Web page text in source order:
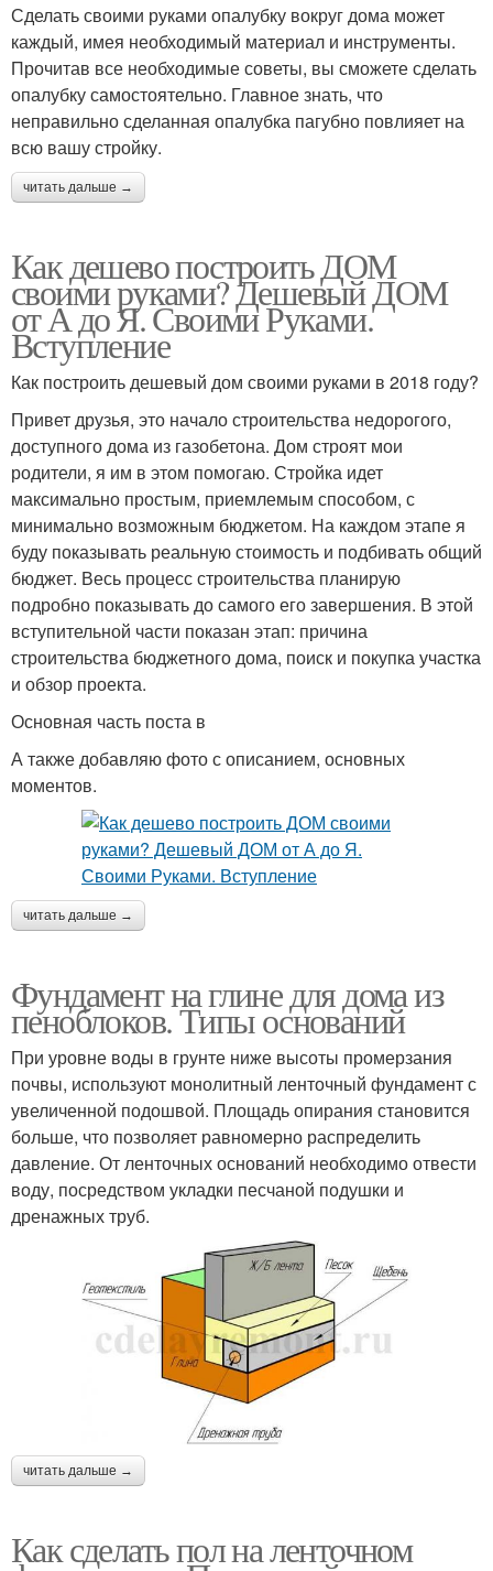
Сделать своими руками опалубку вокруг дома может
каждый, имея необходимый материал и инструменты.
Прочитав все необходимые советы, вы сможете сделать
опалубку самостоятельно. Главное знать, что
неправильно сделанная опалубка пагубно повлияет на
всю вашу стройку.
читать дальше →
Как дешево построить ДОМ
своими руками? Дешевый ДОМ
от А до Я. Своими Руками.
Вступление
Как построить дешевый дом своими руками в 2018 году?
Привет друзья, это начало строительства недорогого,
доступного дома из газобетона. Дом строят мои
родители, я им в этом помогаю. Стройка идет
максимально простым, приемлемым способом, с
минимально возможным бюджетом. На каждом этапе я
буду показывать реальную стоимость и подбивать общий
бюджет. Весь процесс строительства планирую
подробно показывать до самого его завершения. В этой
вступительной части показан этап: причина
строительства бюджетного дома, поиск и покупка участка
и обзор проекта.
Основная часть поста в
А также добавляю фото с описанием, основных
моментов.
читать дальше →
Фундамент на глине для дома из
пеноблоков. Типы оснований
При уровне воды в грунте ниже высоты промерзания
почвы, используют монолитный ленточный фундамент с
увеличенной подошвой. Площадь опирания становится
больше, что позволяет равномерно распределить
давление. От ленточных оснований необходимо отвести
воду, посредством укладки песчаной подушки и
дренажных труб.
читать дальше →
Как сделать пол на ленточном